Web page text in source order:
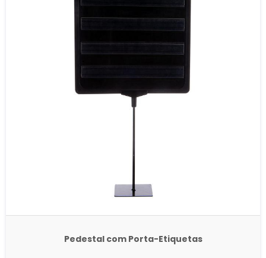
Pedestal com Porta-Etiquetas